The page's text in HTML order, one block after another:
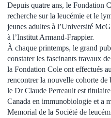
Depuis quatre ans, le Fondation
recherche sur la leucémie et le
jeunes adultes à l’Université
à l’Institut Armand-Frappier.
À chaque printemps, le grand
constater les fascinants travaux
la Fondation Cole ont effectués
rencontrer la nouvelle cohorte
le Dr Claude Perreault est
Canada en immunobiologie et a
Memorial de la Société de